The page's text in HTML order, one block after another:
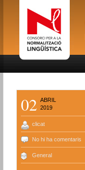
02 ABRIL
2019
clicat
No hi ha comentaris
General